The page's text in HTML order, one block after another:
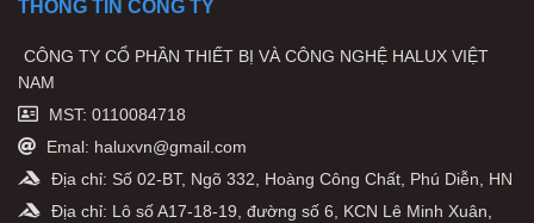
THÔNG TIN CÔNG TY
CÔNG TY CỔ PHẦN THIẾT BỊ VÀ CÔNG NGHỆ HALUX VIỆT
NAM
MST: 0110084718
Emal: haluxvn@gmail.com
Địa chỉ: Số 02-BT, Ngõ 332, Hoàng Công Chất, Phú Diễn, HN
Địa chỉ: Lô số A17-18-19, đường số 6, KCN Lê Minh Xuân,